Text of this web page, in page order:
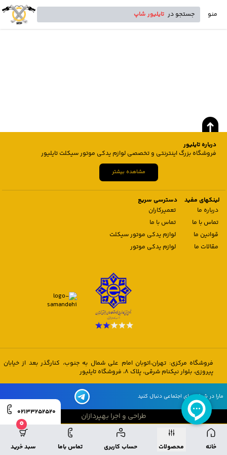
منو جستجو در تایلیور شاپ
خانه محصولات حساب کاربری تماس باما
0
سبد خرید
02133252520
درباره تایلیور
فروشگاه بزرگ اینترنتی و تخصصی لوازم یدکی موتور سیکلت تایلیور
مشاهده بیشتر
لینکهای مفید
درباره ما
تماس با ما
قوانین ما
مقالات ما
دسترسی سریع
تعمیرکاران
تماس با ما
لوازم یدکی موتور سیکلت
لوازم یدکی موتور
فروشگاه مرکزی: تهران،اتوبان امام علی شمال به جنوب، کنارگذر بعد از خیابان
پیروزی، بلوار نیکنام شرقی، پلاک 8، فروشگاه تایلیور
مارا در شبکه های اجتماعی دنبال کنید
طراحی و اجرا بهپردازان
طراحی و اجرا بهپردازان